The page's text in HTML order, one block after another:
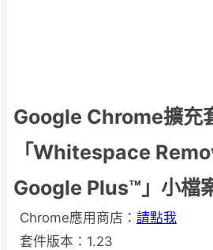
Google Chrome擴充
「Whitespace
Google Plus™」小檔
Chrome應用商店： 請點我
套件版本：1.23